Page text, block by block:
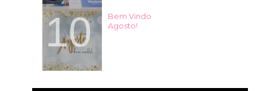
Bem Vindo
Agosto!